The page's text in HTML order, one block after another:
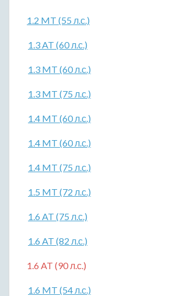
1.2 MT (55 л.с.)
1.3 AT (60 л.с.)
1.3 MT (60 л.с.)
1.3 MT (75 л.с.)
1.4 MT (60 л.с.)
1.4 MT (60 л.с.)
1.4 MT (75 л.с.)
1.5 MT (72 л.с.)
1.6 AT (75 л.с.)
1.6 AT (82 л.с.)
1.6 AT (90 л.с.)
1.6 MT (54 л.с.)